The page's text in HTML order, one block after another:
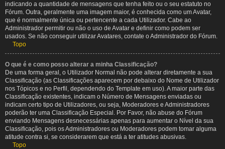
indicando a quantidade de mensagens que tenha feito ou o seu estatuto no
Fórum. Outra, geralmente uma imagem maior, é conhecida como um Avatar,
que é normalmente única ou pertencente a cada Utilizador. Cabe ao
Administrador permitir ou não o uso de Avatar e definir como podem ser
usados. Se não conseguir utilizar Avatares, contate o Administrador do Fórum.
Topo
O que é e como posso alterar a minha Classificação?
De uma forma geral, o Utilizador Normal não pode alterar diretamente a sua
Classificação (as Classificações aparecem por debaixo do Nome de Utilizador
nos Tópicos e no Perfil, dependendo do Template em uso). A maior parte das
Classificação existentes, indicam o Número de Mensagens enviadas ou
indicam certo tipo de Utilizadores, ou seja, Moderadores e Administradores
poderão ter uma Classificação Especial. Por Favor, não abuse do Fórum
enviando Mensagens desnecessárias apenas para aumentar o Nível da sua
Classificação, pois os Administradores ou Moderadores podem tomar alguma
atitude contra si, se considerarem que está a ter atitudes abusivas.
Topo